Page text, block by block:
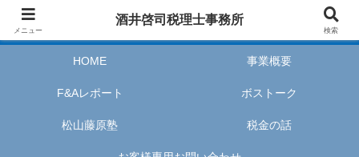
酒井啓司税理士事務所は、お客様が私たちのサービスを利用するときに、安心
HOME 事業概要
F&Aレポート ボストーク
松山藤原塾 税金の話
メニュー
酒井啓司税理士事務所
検索